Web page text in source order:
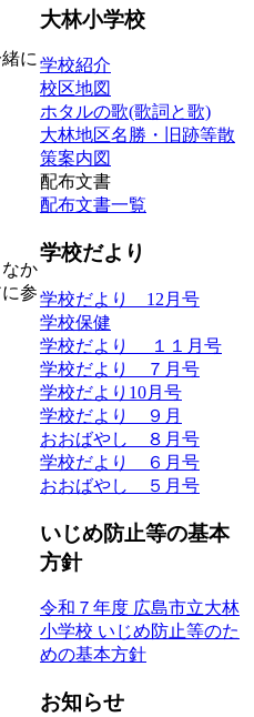
に
か
参
大林小学校
学校紹介
校区地図
ホタルの歌(歌詞と歌)
大林地区名勝・旧跡等散
策案内図
配布文書
配布文書一覧
学校だより
学校だより 12月号
学校保健
学校だより １１月号
学校だより ７月号
学校だより10月号
学校だより ９月
おおばやし ８月号
学校だより ６月号
おおばやし ５月号
いじめ防止等の基本
方針
令和７年度 広島市立大林
小学校 いじめ防止等のた
めの基本方針
お知らせ